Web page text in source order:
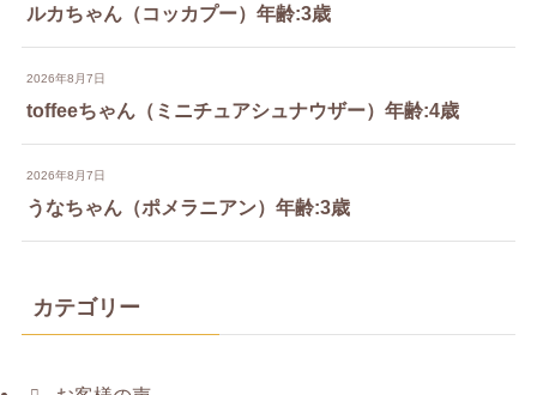
ルカちゃん（コッカプー）年齢:3歳
2026年8月7日
toffeeちゃん（ミニチュアシュナウザー）年齢:4歳
2026年8月7日
うなちゃん（ポメラニアン）年齢:3歳
カテゴリー